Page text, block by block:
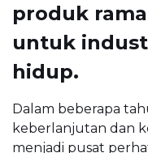
produk
untuk
hidup.
Dalam beberapa
keberlanjutan dan
menjadi pusat